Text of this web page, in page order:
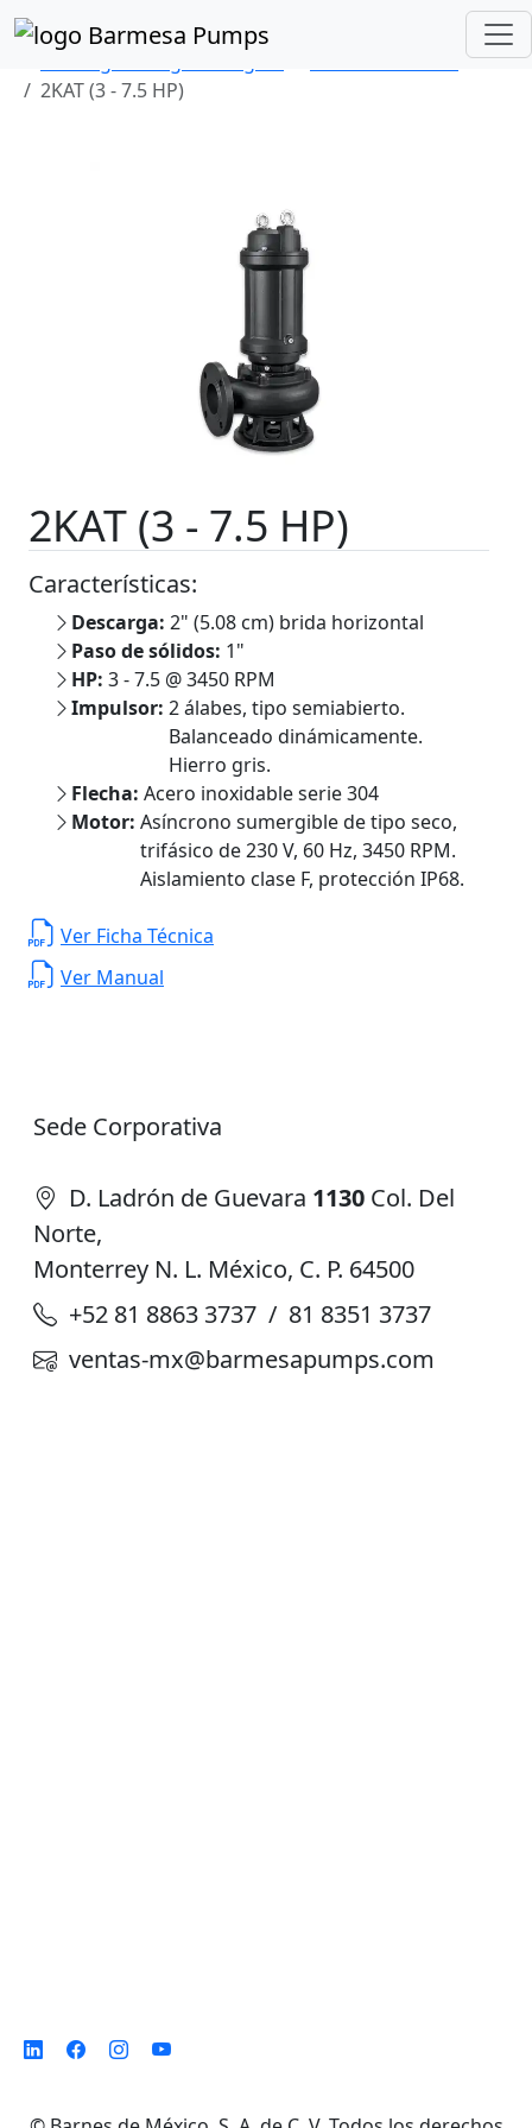
Inicio
Catálogo de Productos
2KAT (3 - 7.5 HP)
2KAT (3 - 7.5 HP)
Características:
Descarga: 2" (5.08 cm) brida horizontal
Paso de sólidos: 1"
HP: 3 - 7.5 @ 3450 RPM
Impulsor: 2 álabes, tipo semiabierto.
Balanceado dinámicamente.
Hierro gris.
Flecha: Acero inoxidable serie 304
Motor: Asíncrono sumergible de tipo seco,
trifásico de 230 V, 60 Hz, 3450 RPM.
Aislamiento clase F, protección IP68.
Ver Ficha Técnica
Ver Manual
Sede Corporativa
D. Ladrón de Guevara 1130 Col. Del
Norte,
Monterrey N. L. México, C. P. 64500
+52 81 8863 3737 / 81 8351 3737
ventas-mx@barmesapumps.com